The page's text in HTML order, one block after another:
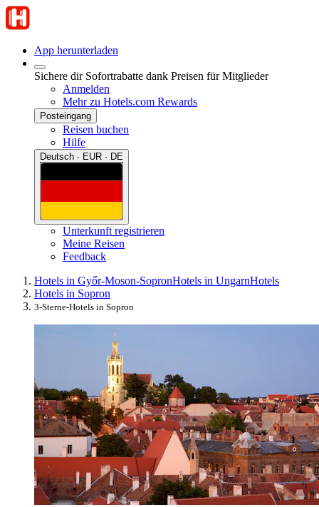
App herunterladen
Sichere dir Sofortrabatte dank Preisen für Mitglieder
Anmelden
Mehr zu Hotels.com Rewards
Posteingang
Reisen buchen
Hilfe
Deutsch · EUR · DE
Unterkunft registrieren
Meine Reisen
Feedback
Hotels in Győr-Moson-SopronHotels in UngarnHotels
Hotels in Sopron
3-Sterne-Hotels in Sopron